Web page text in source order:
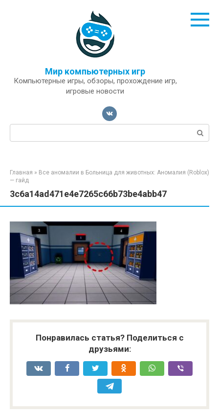
Мир компьютерных игр
Компьютерные игры, обзоры, прохождение игр,
игровые новости
Поиск:
Главная » Все аномалии в Больница для животных: Аномалия (Roblox)
— гайд
3c6a14ad471e4e7265c66b73be4abb47
Понравилась статья? Поделиться с
друзьями: